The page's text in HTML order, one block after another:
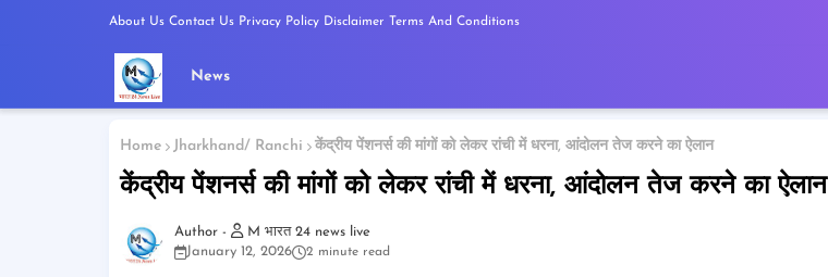
About Us Contact Us Privacy Policy Disclaimer Terms And Conditions
News
Home Jharkhand/ Ranchi केंद्रीय पेंशनर्स की मांगों को लेकर रांची में धरना, आंदोलन तेज करने का ऐलान
केंद्रीय पेंशनर्स की मांगों को लेकर रांची में धरना, आंदोलन तेज करने का ऐलान
M भारत 24 news live
January 12, 2026
2 minute read